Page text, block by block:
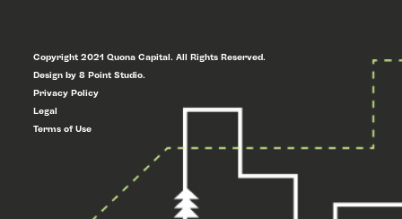
Copyright 2021 Quona Capital. All Rights Reserved.
Design by 8 Point Studio.
Privacy Policy
Legal
Terms of Use